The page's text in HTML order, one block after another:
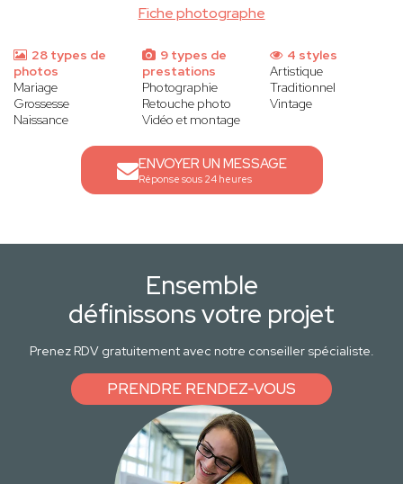
Fiche photographe
28 types de
photos
Mariage
Grossesse
Naissance
9 types de
prestations
Photographie
Retouche photo
Vidéo et montage
4 styles
Artistique
Traditionnel
Vintage
ENVOYER UN MESSAGE
Réponse sous 24 heures
Ensemble
définissons votre projet
Prenez RDV gratuitement avec notre conseiller spécialiste.
PRENDRE RENDEZ-VOUS